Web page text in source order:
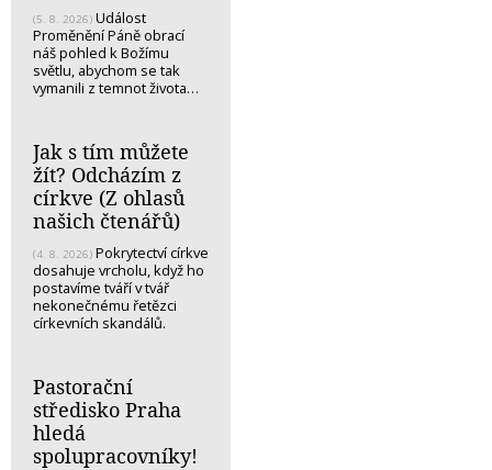
(5. 8. 2026) Událost
Proměnění Páně obrací
náš pohled k Božímu
světlu, abychom se tak
vymanili z temnot života…
Jak s tím můžete
žít? Odcházím z
církve (Z ohlasů
našich čtenářů)
(4. 8. 2026) Pokrytectví církve
dosahuje vrcholu, když ho
postavíme tváří v tvář
nekonečnému řetězci
církevních skandálů.
Pastorační
středisko Praha
hledá
spolupracovníky!